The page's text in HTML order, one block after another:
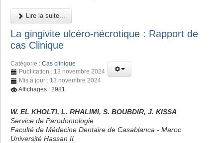
Lire la suite...
La gingivite ulcéro-nécrotique : Rapport de
cas Clinique
Catégorie : Cas clinique
Publication : 13 novembre 2024
Mis à jour : 13 novembre 2024
Affichages : 2981
W. EL KHOLTI, L. RHALIMI, S. BOUBDIR, J. KISSA
Service de Parodontologie
Faculté de Médecine Dentaire de Casablanca - Maroc
Université Hassan II